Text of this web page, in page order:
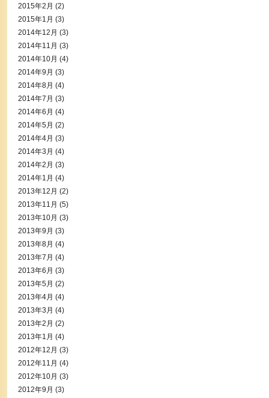
2015年2月 (2)
2015年1月 (3)
2014年12月 (3)
2014年11月 (3)
2014年10月 (4)
2014年9月 (3)
2014年8月 (4)
2014年7月 (3)
2014年6月 (4)
2014年5月 (2)
2014年4月 (3)
2014年3月 (4)
2014年2月 (3)
2014年1月 (4)
2013年12月 (2)
2013年11月 (5)
2013年10月 (3)
2013年9月 (3)
2013年8月 (4)
2013年7月 (4)
2013年6月 (3)
2013年5月 (2)
2013年4月 (4)
2013年3月 (4)
2013年2月 (2)
2013年1月 (4)
2012年12月 (3)
2012年11月 (4)
2012年10月 (3)
2012年9月 (3)